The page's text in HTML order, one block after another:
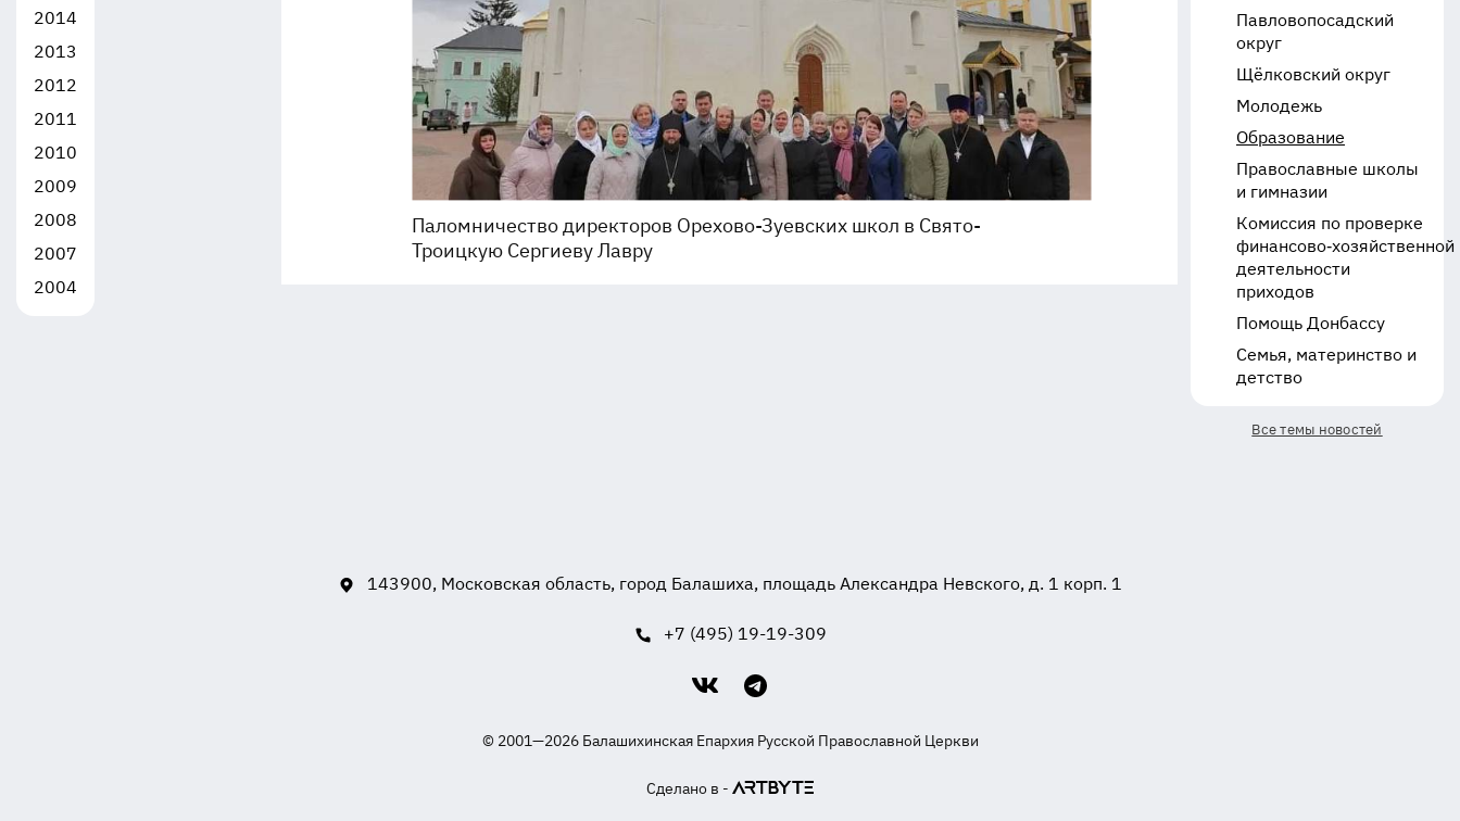
2014
2013
2012
2011
2010
2009
2008
2007
2004
Паломничество директоров Орехово-Зуевских школ в Свято-
Троицкую Сергиеву Лавру
Павловопосадский
округ
Щёлковский округ
Молодежь
Образование
Православные школы
и гимназии
Комиссия по проверке
финансово‑хозяйственной
деятельности
приходов
Помощь Донбассу
Семья, материнство и
детство
Все темы новостей
143900, Московская область, город Балашиха, площадь Александра Невского, д. 1 корп. 1
+7 (495) 19-19-309
© 2001—2026 Балашихинская Епархия Русской Православной Церкви
Сделано в -